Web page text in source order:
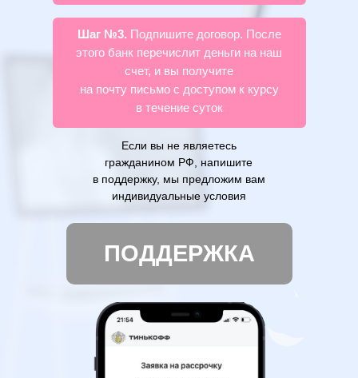
Шаг №3. Подпишите договор. После
этого банк перечислит деньги на наш
счет, и вы получите
на почту письмо с доступом к курсу
в течение суток
Если вы не являетесь
гражданином РФ, напишите
в поддержку, мы предложим вам
индивидуальные условия
ПОДДЕРЖКА